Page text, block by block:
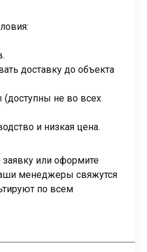
доставку до объекта
не во всех
и низкая цена.
заявку или оформите
менеджеры свяжутся
по всем